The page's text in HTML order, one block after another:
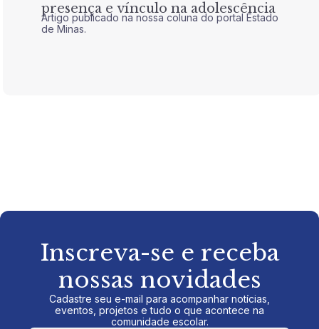
presença e vínculo na adolescência
Artigo publicado na nossa coluna do portal Estado
de Minas.
Inscreva-se e receba
nossas novidades
Cadastre seu e-mail para acompanhar notícias,
eventos, projetos e tudo o que acontece na
comunidade escolar.